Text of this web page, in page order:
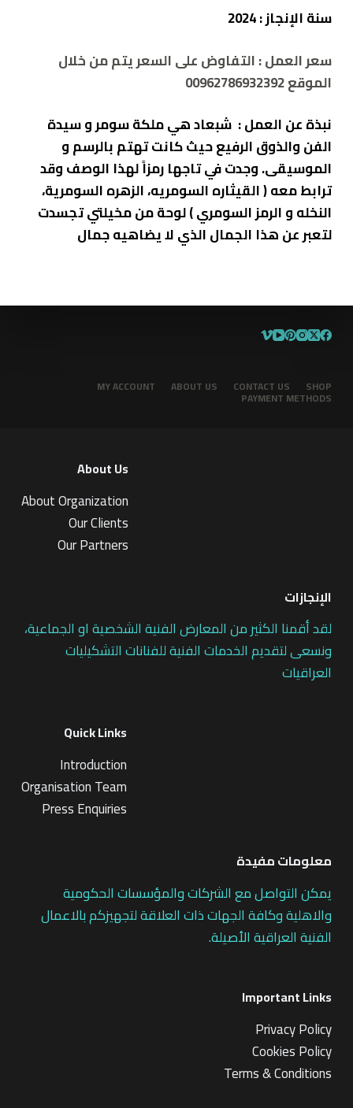
سنة الإنجاز :2024
سعر العمل : التفاوض على السعر يتم من خلال
الموقع 00962786932392
نبذة عن العمل : ⁨ شبعاد هي ملكة سومر و سيدة
الفن والذوق الرفيع حيث كانت تهتم بالرسم و
الموسيقى. وجدت في تاجها رمزاً لهذا الوصف وقد
ترابط معه ( القيثاره السومريه، الزهره السومرية،
النخله و الرمز السومري ) لوحة من مخيلتي تجسدت
لتعبر عن هذا الجمال الذي لا يضاهيه جمال
SHOP
CONTACT US
ABOUT US
MY ACCOUNT
PAYMENT METHODS
About Us
About Organization
Our Clients
Our Partners
الإنجازات
لقد أقمنا الكثير من المعارض الفنية الشخصية او الجماعية،
ونسعى لتقديم الخدمات الفنية للفنانات التشكيليات
العراقيات
Quick Links
Introduction
Organisation Team
Press Enquiries
معلومات مفيدة
يمكن التواصل مع الشركات والمؤسسات الحكومية
والاهلية وكافة الجهات ذات العلاقة لتجهيزكم بالاعمال
الفنية العراقية الأصيلة.
Important Links
Privacy Policy
Cookies Policy
Terms & Conditions